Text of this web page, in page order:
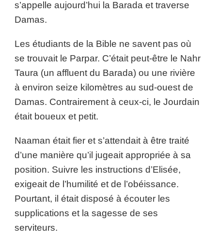
s’appelle aujourd’hui la Barada et traverse
Damas.
Les étudiants de la Bible ne savent pas où
se trouvait le Parpar. C’était peut-être le Nahr
Taura (un affluent du Barada) ou une rivière
à environ seize kilomètres au sud-ouest de
Damas. Contrairement à ceux-ci, le Jourdain
était boueux et petit.
Naaman était fier et s’attendait à être traité
d’une manière qu’il jugeait appropriée à sa
position. Suivre les instructions d’Elisée,
exigeait de l’humilité et de l’obéissance.
Pourtant, il était disposé à écouter les
supplications et la sagesse de ses
serviteurs.